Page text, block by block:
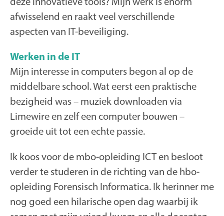
afwisselend en raakt veel verschillende
aspecten van IT-beveiliging.
Werken in de IT
Mijn interesse in computers begon al op de
middelbare school. Wat eerst een praktische
bezigheid was – muziek downloaden via
Limewire en zelf een computer bouwen –
groeide uit tot een echte passie.
Ik koos voor de mbo-opleiding ICT en besloot
verder te studeren in de richting van de hbo-
opleiding Forensisch Informatica. Ik herinner me
nog goed een hilarische open dag waarbij ik